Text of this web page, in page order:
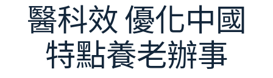
醫科效 優化中國
特點養老辦事